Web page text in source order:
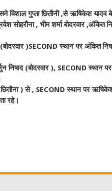
गुप्ता छितौनी ,से ऋषिकेश यादव
सोहरौना , भीम शर्मा बोदरवार ,अंकित
)SECOND स्थान पर अंकित
(बोदरवार ), SECOND स्थान पर
) से , SECOND स्थान पर
रहे।